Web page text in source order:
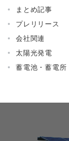
まとめ記事
プレリリース
会社関連
太陽光発電
蓄電池・蓄電所